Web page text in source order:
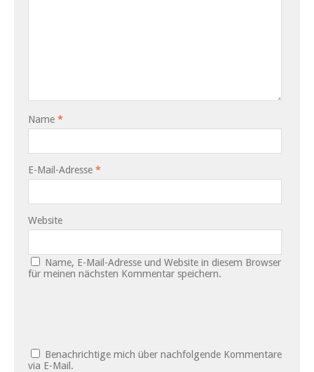
Name *
E-Mail-Adresse *
Website
Name, E-Mail-Adresse und Website in diesem Browser
für meinen nächsten Kommentar speichern.
Benachrichtige mich über nachfolgende Kommentare
via E-Mail.